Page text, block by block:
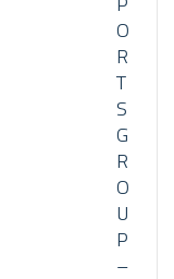
O
R
T
S
G
R
O
U
P
–